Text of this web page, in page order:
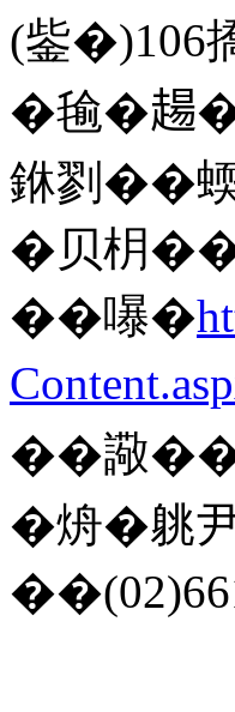
(鈭
�毺
銝剹��
�贝枂
��嚗�
��䜘��
�烐�䠷